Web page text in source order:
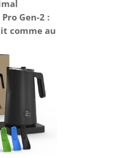
Gen-2 :
comme au